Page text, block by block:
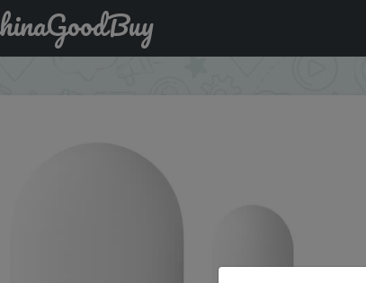
открытия дверей и окон Xiaomi Mi (Q/